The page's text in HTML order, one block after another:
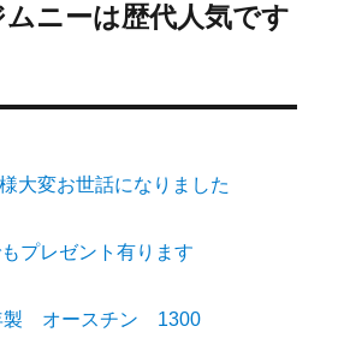
ニーは歴代人気です
大変お世話になりました
プレゼント有ります
製 オースチン 1300